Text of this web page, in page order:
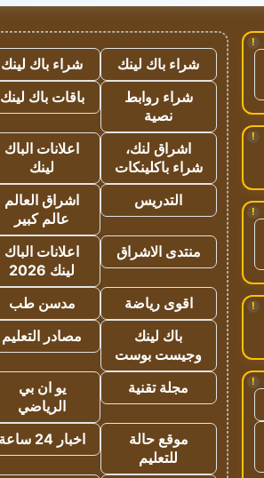
!
!
!
!
!
شراء باك لينك
شراء باك لينك
شراء روابط
نصية
باقات باك لينك
اشراق لنك،
شراء باكلينكات
اعلانات الباك
لينك
التدريس
اشراق العالم
عالم كبير
منتدى الاشراق
اعلانات الباك
لينك 2026
اقوى رياضة
مدسن طب
باك لينك
وجيست بوست
مصادر التعليم
مجلة تقنية
يو ان بي
الرياضي
موقع حالة
للتعليم
اخبار 24 ساعة